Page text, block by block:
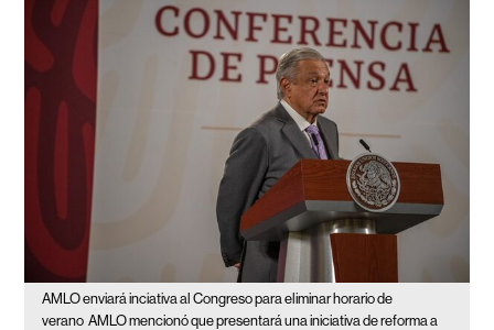
AMLO enviará inciativa al Congreso para eliminar horario de
verano AMLO mencionó que presentará una iniciativa de reforma a